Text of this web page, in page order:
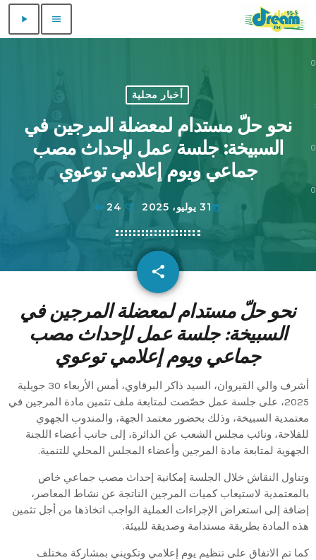
0
:
0
0
menu
play_arrow
أخبار محلية
نحو حلّ مستدام لمعضلة المرجين في
السبيخة: جلسة عمل لإحداث مصب
جماعي ويوم إعلامي توعوي
today 31 يوليو، 2025 24
share
email
نحو حلّ مستدام لمعضلة المرجين في
السبيخة: جلسة عمل لإحداث مصب
جماعي ويوم إعلامي توعوي
أشرف والي القيروان، السيد ذاكر البرقاوي، أمس الأربعاء 30 جويلية
2025، على جلسة عمل خصّصت لمتابعة ملف تثمين مادة المرجين في
معتمدية السبيخة، وذلك بحضور معتمد الجهة، والمندوب الجهوي
للفلاحة، ونائب مجلس الشعب عن الدائرة، إلى جانب أعضاء اللجنة
الجهوية لمتابعة مادة المرجين وأعضاء المجلس المحلي للتنمية.
وتناول النقاش خلال الجلسة إمكانية إحداث مصب جماعي خاص
بالمعتمدية لاستيعاب كميات المرجين الناتجة عن نشاط المعاصر،
إضافة إلى استعراض الإجراءات العملية الواجب اتخاذها من أجل تثمين
هذه المادة بطريقة مستدامة وصديقة للبيئة.
كما تم الاتفاق على تنظيم يوم إعلامي وتكويني بمشاركة مختلف